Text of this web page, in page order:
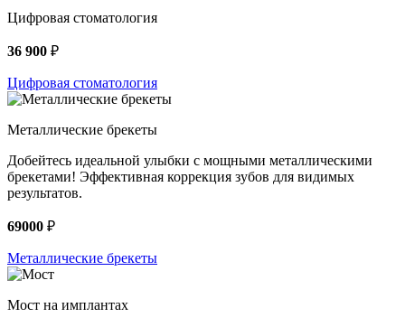
Цифровая стоматология
36 900 ₽
Цифровая стоматология
Металлические брекеты
Добейтесь идеальной улыбки с мощными металлическими
брекетами! Эффективная коррекция зубов для видимых
результатов.
69000 ₽
Металлические брекеты
Мост на имплантах